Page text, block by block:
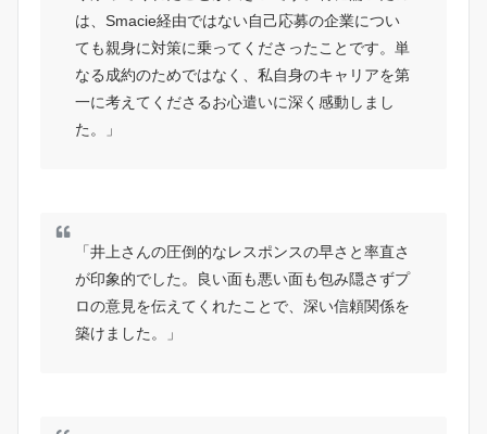
は、Smacie経由ではない自己応募の企業につい
ても親身に対策に乗ってくださったことです。単
なる成約のためではなく、私自身のキャリアを第
一に考えてくださるお心遣いに深く感動しまし
た。」
「井上さんの圧倒的なレスポンスの早さと率直さ
が印象的でした。良い面も悪い面も包み隠さずプ
ロの意見を伝えてくれたことで、深い信頼関係を
築けました。」